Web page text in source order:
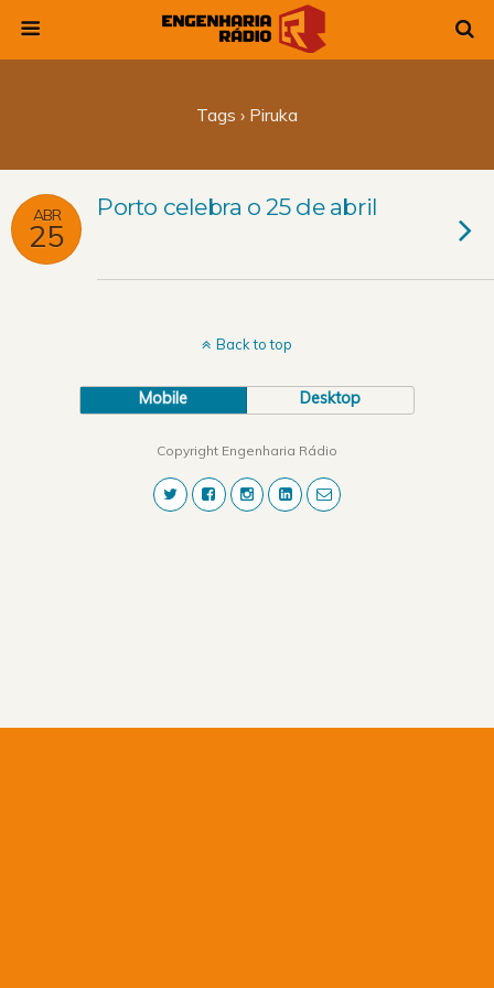
Tags › Piruka
ABR
25
Porto celebra o 25 de abril
Back to top
Mobile Desktop
Copyright Engenharia Rádio